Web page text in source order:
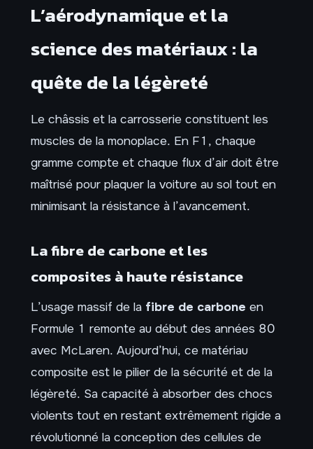
L’aérodynamique et la
science des matériaux : la
quête de la légèreté
Le châssis et la carrosserie constituent les
muscles de la monoplace. En F1, chaque
gramme compte et chaque flux d’air doit être
maîtrisé pour plaquer la voiture au sol tout en
minimisant la résistance à l’avancement.
La fibre de carbone et les
composites à haute résistance
L’usage massif de la fibre de carbone en
Formule 1 remonte au début des années 80
avec McLaren. Aujourd’hui, ce matériau
composite est le pilier de la sécurité et de la
légèreté. Sa capacité à absorber des chocs
violents tout en restant extrêmement rigide a
révolutionné la conception des cellules de